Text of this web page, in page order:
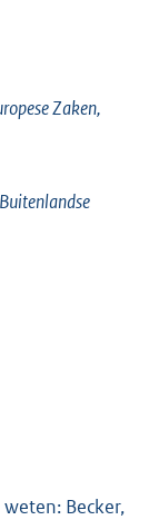
Zaken,
Becker,